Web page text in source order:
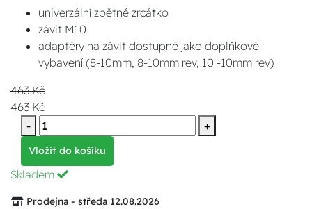
univerzální zpětné zrcátko
závit M10
adaptéry na závit dostupné jako doplňkové
vybavení (8-10mm, 8-10mm rev, 10 -10mm rev)
463 Kč
463 Kč
-
+
Vložit do košíku
Skladem
Prodejna - středa 12.08.2026